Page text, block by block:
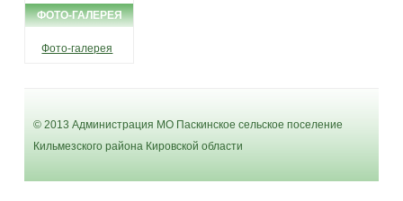
ФОТО-ГАЛЕРЕЯ
Фото-галерея
© 2013 Администрация МО Паскинское сельское поселение
Кильмезского района Кировской области